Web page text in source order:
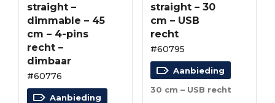
straight –
dimmable – 45
cm – 4-pins
recht –
dimbaar
#60776
Aanbieding
straight – 30
cm – USB
recht
#60795
Aanbieding
30 cm – USB recht